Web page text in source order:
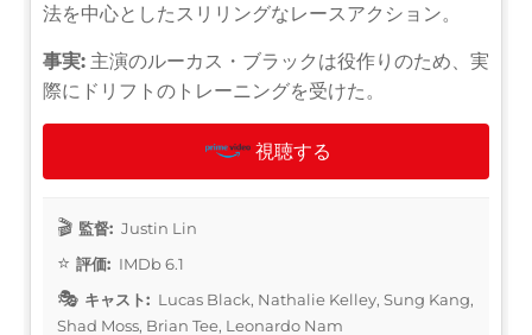
法を中心としたスリリングなレースアクション。
事実: 主演のルーカス・ブラックは役作りのため、実
際にドリフトのトレーニングを受けた。
視聴する
監督: Justin Lin
評価: IMDb 6.1
キャスト: Lucas Black, Nathalie Kelley, Sung Kang,
Shad Moss, Brian Tee, Leonardo Nam